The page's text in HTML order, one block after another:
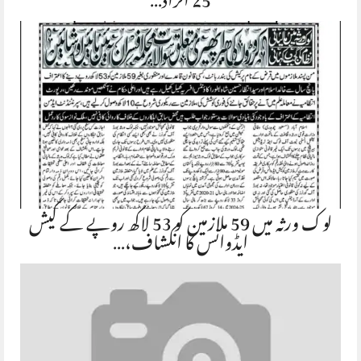
لوک ورثہ میں 59 ملازمین کو 53 لاکھ روپے کے کیشایڈوانس کا انکشاف،…